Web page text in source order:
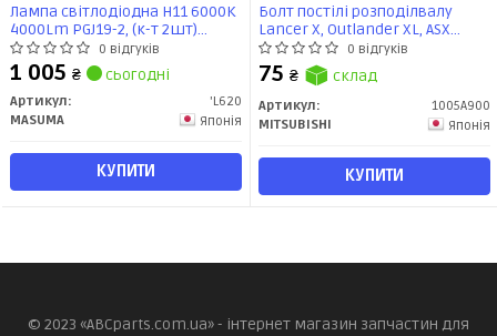
Лампа світлодіодна H11 6000K
4000Lm PGJ19-2, (к-т 2шт)
(L620) MASUMA0 відгуків
1 005 ₴ сьогодні
Артикул:
'L620
MASUMA
Японія
КУПИТИ
Болт постілі розподілвалу
Lancer X, Outlander XL, ASX
(1005A900) MITSUBISHI
0 відгуків
75 ₴ склад
Артикул:
1005A900
MITSUBISHI
Японія
КУПИТИ
© 2023 «ABCparts.com.ua» - інтернет магазин запчастин для